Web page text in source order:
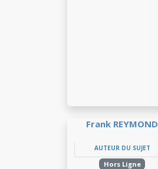
Frank REYMOND
AUTEUR DU SUJET
Hors Ligne